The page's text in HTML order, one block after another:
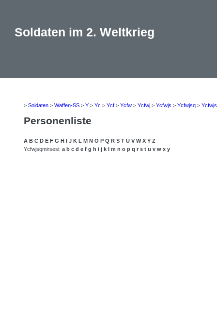
Soldaten im 2. Weltkrieg
> Soldaten > Waffen-SS > Y > Yc > Ycf > Ycfw > Ycfwj > Ycfwjs > Ycfwjsq >
Personenliste
A B C D E F G H I J K L M N O P Q R S T U V W X Y Z
Ycfwjsqmirsesi: a b c d e f g h i j k l m n o p q r s t u v w x y